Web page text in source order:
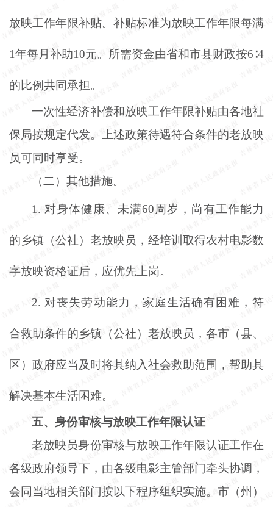
放映工作年限补贴。补贴标准为放映工作年限每满
1年每月补助10元。所需资金由省和市县财政按6∶4
的比例共同承担。
一次性经济补偿和放映工作年限补贴由各地社
保局按规定代发。上述政策待遇符合条件的老放映
员可同时享受。
（二）其他措施。
1. 对身体健康、未满60周岁，尚有工作能力
的乡镇（公社）老放映员，经培训取得农村电影数
字放映资格证后，应优先上岗。
2. 对丧失劳动能力，家庭生活确有困难，符
合救助条件的乡镇（公社）老放映员，各市（县、
区）政府应当及时将其纳入社会救助范围，帮助其
解决基本生活困难。
五、身份审核与放映工作年限认证
老放映员身份审核与放映工作年限认证工作在
各级政府领导下，由各级电影主管部门牵头协调，
会同当地相关部门按以下程序组织实施。市（州）